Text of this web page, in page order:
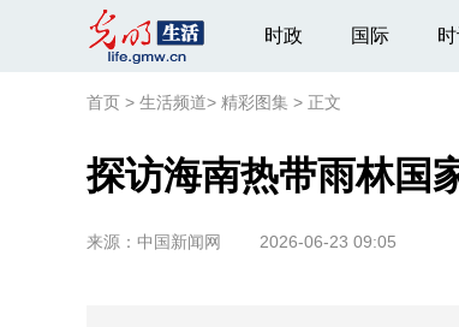
时政 国际
首页 > 生活频道> 精彩图集 > 正文
探访海南热带雨林国
来源： 中国新闻网 2026-06-23 09:05